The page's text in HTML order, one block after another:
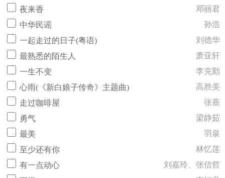
夜来香
邓丽君
中华民谣
孙浩
一起走过的日子(粤语)
刘德华
最熟悉的陌生人
萧亚轩
一生不变
李克勤
心雨(《新白娘子传奇》主题曲)
高胜美
走过咖啡屋
张蔷
勇气
梁静茹
最美
羽泉
至少还有你
林忆莲
有一点动心
刘嘉玲、张信哲